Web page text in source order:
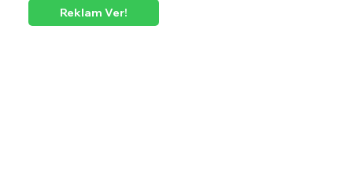
Reklam Ver!